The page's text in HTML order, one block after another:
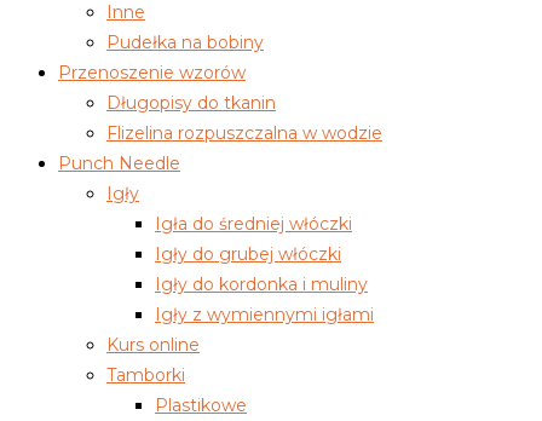
Inne
Pudełka na bobiny
Przenoszenie wzorów
Długopisy do tkanin
Flizelina rozpuszczalna w wodzie
Punch Needle
Igły
Igła do średniej włóczki
Igły do grubej włóczki
Igły do kordonka i muliny
Igły z wymiennymi igłami
Kurs online
Tamborki
Plastikowe